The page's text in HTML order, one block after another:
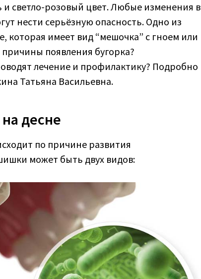
светло-розовый цвет. Любые изменения в
нести серьёзную опасность. Одно из
которая имеет вид “мешочка” с гноем или
появления бугорка?
лечение и профилактику? Подробно
Татьяна Васильевна.
десне
по причине развития
может быть двух видов: